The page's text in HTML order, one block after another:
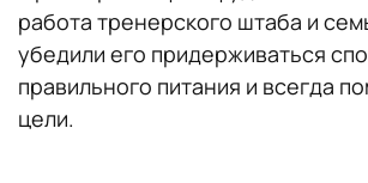
работа тренерского штаба и
убедили его придерживаться
правильного питания и всегда
цели.